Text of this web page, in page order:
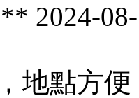
2024-
地點方